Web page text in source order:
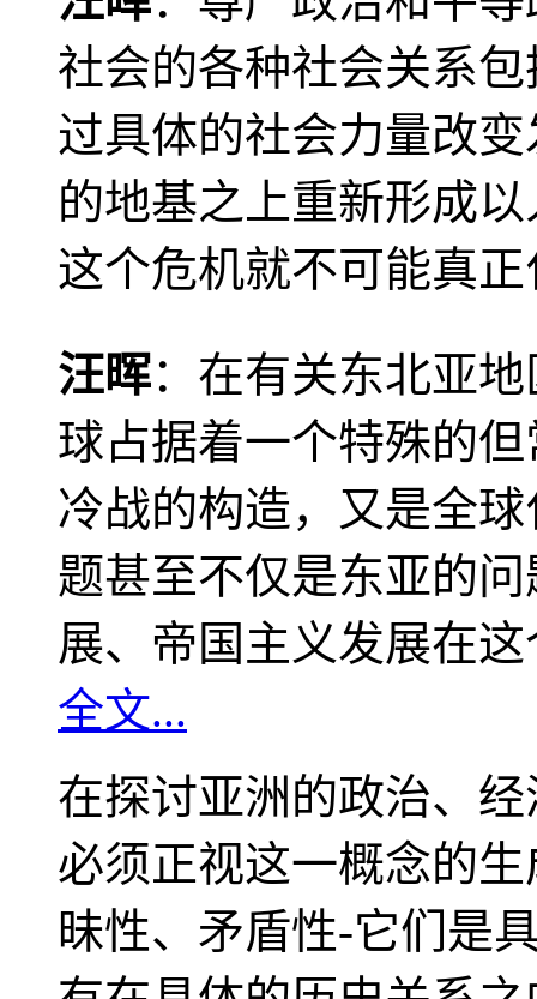
社会的各种社会关系
过具体的社会力量改
的地基之上重新形成
这个危机就不可能真
汪晖：在有关东北亚
球占据着一个特殊的
冷战的构造，又是全
题甚至不仅是东亚的
展、帝国主义发展在
全文...
在探讨亚洲的政治、
必须正视这一概念的
昧性、矛盾性-它们是